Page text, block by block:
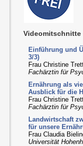
Videomitschnitte
Einführung und
3/3)
Frau Christine
Fachärztin für
Ernährung als
Ausblick für die
Frau Christine
Fachärztin für
Landwirtschaft
für unsere
Frau Claudia
Universität